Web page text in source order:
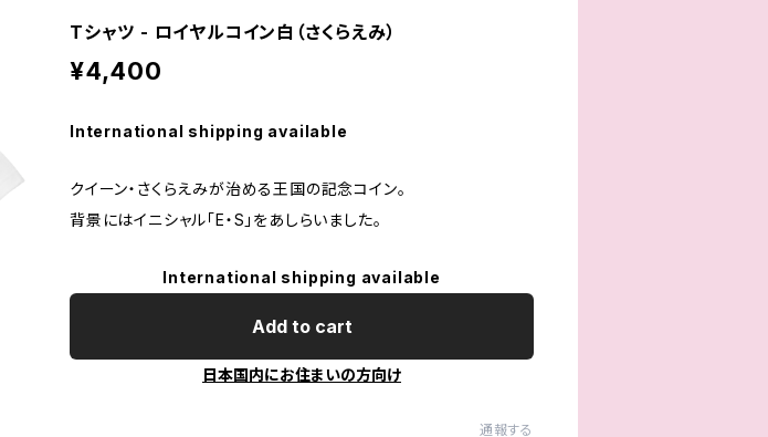
Tシャツ - ロイヤルコイン白（さくらえみ）
¥4,400
International shipping available
クイーン・さくらえみが治める王国の記念コイン。
背景にはイニシャル「E・S」をあしらいました。
International shipping available
Add to cart
日本国内にお住まいの方向け
通報する